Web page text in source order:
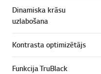
Dinamiska krāsu
uzlabošana
Kontrasta optimizētājs
Funkcija TruBlack